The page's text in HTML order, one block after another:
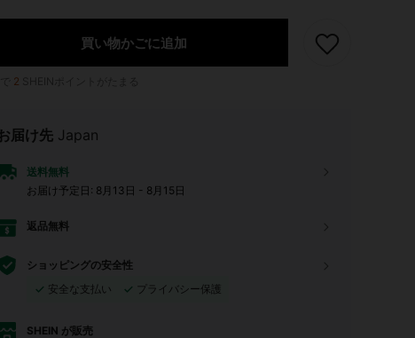
買い物かごに追加
2
届け先 Japan
送料無料
お届け予定日: 8月13日 - 8月15日
返品無料
ショッピングの安全性
安全な支払い
プライバシー保護
SHEIN が販売